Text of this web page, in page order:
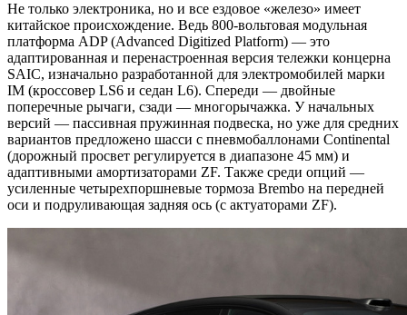
Не только электроника, но и все ездовое «железо» имеет
китайское происхождение. Ведь 800-вольтовая модульная
платформа ADP (Advanced Digitized Platform) — это
адаптированная и перенастроенная версия тележки концерна
SAIC, изначально разработанной для электромобилей марки
IM (кроссовер LS6 и седан L6). Спереди — двойные
поперечные рычаги, сзади — многорычажка. У начальных
версий — пассивная пружинная подвеска, но уже для средних
вариантов предложено шасси с пневмобаллонами Continental
(дорожный просвет регулируется в диапазоне 45 мм) и
адаптивными амортизаторами ZF. Также среди опций —
усиленные четырехпоршневые тормоза Brembo на передней
оси и подруливающая задняя ось (с актуаторами ZF).